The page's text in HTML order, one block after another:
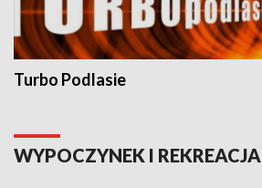
Turbo Podlasie
WYPOCZYNEK I REKREACJA